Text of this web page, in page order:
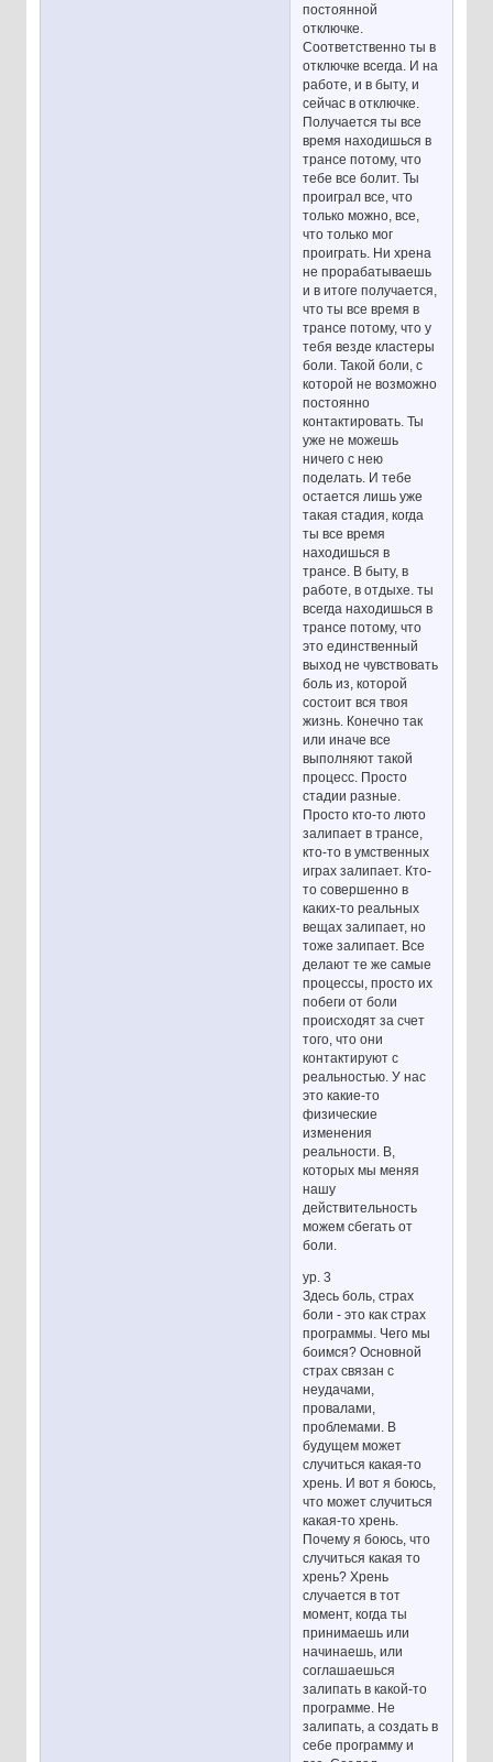
постоянной
отключке.
Соответственно ты в
отключке всегда. И на
работе, и в быту, и
сейчас в отключке.
Получается ты все
время находишься в
трансе потому, что
тебе все болит. Ты
проиграл все, что
только можно, все,
что только мог
проиграть. Ни хрена
не прорабатываешь
и в итоге получается,
что ты все время в
трансе потому, что у
тебя везде кластеры
боли. Такой боли, с
которой не возможно
постоянно
контактировать. Ты
уже не можешь
ничего с нею
поделать. И тебе
остается лишь уже
такая стадия, когда
ты все время
находишься в
трансе. В быту, в
работе, в отдыхе. ты
всегда находишься в
трансе потому, что
это единственный
выход не чувствовать
боль из, которой
состоит вся твоя
жизнь. Конечно так
или иначе все
выполняют такой
процесс. Просто
стадии разные.
Просто кто-то люто
залипает в трансе,
кто-то в умственных
играх залипает. Кто-
то совершенно в
каких-то реальных
вещах залипает, но
тоже залипает. Все
делают те же самые
процессы, просто их
побеги от боли
происходят за счет
того, что они
контактируют с
реальностью. У нас
это какие-то
физические
изменения
реальности. В,
которых мы меняя
нашу
действительность
можем сбегать от
боли.
ур. 3
Здесь боль, страх
боли - это как страх
программы. Чего мы
боимся? Основной
страх связан с
неудачами,
провалами,
проблемами. В
будущем может
случиться какая-то
хрень. И вот я боюсь,
что может случиться
какая-то хрень.
Почему я боюсь, что
случиться какая то
хрень? Хрень
случается в тот
момент, когда ты
принимаешь или
начинаешь, или
соглашаешься
залипать в какой-то
программе. Не
залипать, а создать в
себе программу и